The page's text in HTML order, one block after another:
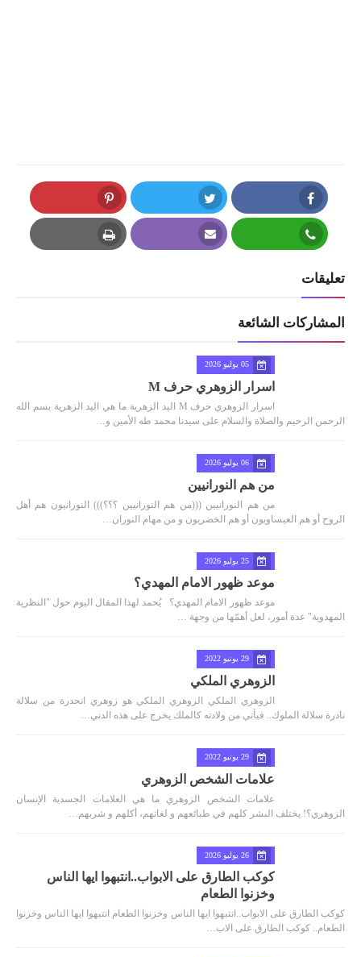
Facebook
Twitter
Pinterest
تعليقات
المشاركات الشائعة
05 يوليو 2026
اسرار الزوهري حرف M
اسرار الزوهري حرف M اليد الزهرية ما هي اليد الزهرية بسم الله
الرحمن الرحيم والصلاة والسلام على سيدنا محمد طه الأمين و…
06 يوليو 2026
من هم النورانيين
من هم النورانيين (((من هم النورانيين ؟؟؟))) النورانيون هم أهل
الروح أو هم العيساويون أو هم الخضريون و من مهام النوران…
25 يوليو 2026
موعد ظهور الامام المهدي؟
موعد ظهور الامام المهدي؟ يُحمد لهذا المقال اليوم حول "النظرية
المهدوية" عدة أمور، لعل أهمّها من وجهة …
29 يونيو 2022
الزوهري الملكي
الزوهري الملكي الزوهري الملكي هو زوهري انحدرة من سلالة
نادرة سلالة الملوك.. فيأتي من ولادته كالملك يخرج على هذه الدني…
29 يونيو 2022
علامات الشخص الزوهري
علامات الشخص الزوهري ما هي العلامات الجسدية الإنسان
الزوهري؟! يختلف البشر كلهم في طبائعهم و لغاتهم، أكلهم و شربهم…
26 يوليو 2026
كوكب الطارق على الابواب..انتبهوا ايها الناس
وخزنوا الطعام
كوكب الطارق على الابواب..انتبهوا ايها الناس وخزنوا الطعام انتبهوا ايها الناس وخزنوا
الطعام.. كوكب الطارق على الاب…